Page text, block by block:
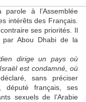
à l’Assemblée
intérêts des Français.
ses priorités. Il
Abou Dhabi de la
dirige un pays où
est condamné, où
sans préciser
français, ses
sexuels de l’Arabie